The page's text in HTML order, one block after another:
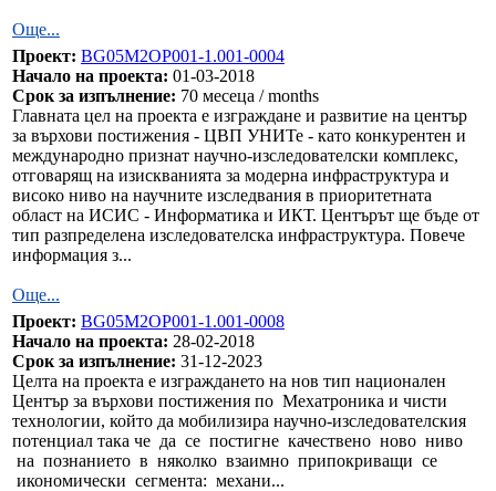
Още...
Проект: BG05M2OP001-1.001-0004
Начало на проекта: 01-03-2018
Срок за изпълнение: 70 месеца / months
Главната цел на проекта е изграждане и развитие на център
за върхови постижения - ЦВП УНИТе - като конкурентен и
международно признат научно-изследователски комплекс,
отговарящ на изискванията за модерна инфраструктура и
високо ниво на научните изследвания в приоритетната
област на ИСИС - Информатика и ИКТ. Центърът ще бъде от
тип разпределена изследователска инфраструктура. Повече
информация з...
Още...
Проект: BG05M2OP001-1.001-0008
Начало на проекта: 28-02-2018
Срок за изпълнение: 31-12-2023
Целта на проекта е изграждането на нов тип национален
Център за върхови постижения по Мехатроника и чисти
технологии, който да мобилизира научно‐изследователския
потенциал така че да се постигне качествено ново ниво
на познанието в няколко взаимно припокриващи се
икономически сегмента: механи...